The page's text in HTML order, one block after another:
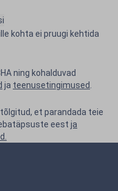
kohta ei pruugi kehtida
ning kohalduvad
ja teenusetingimused
et parandada teie
eest ja